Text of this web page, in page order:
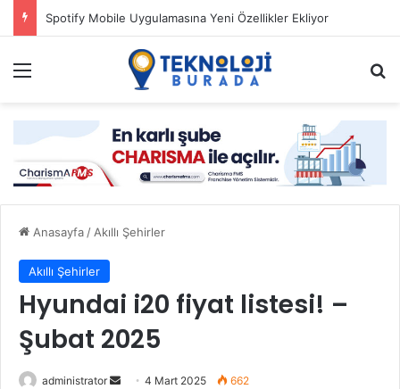
Spotify Mobile Uygulamasına Yeni Özellikler Ekliyor
Menü
Anasayfa/Akıllı Şehirler
Akıllı Şehirler
Hyundai i20 fiyat listesi! –
Şubat 2025
administrator
Bir
4 Mart 2025 662